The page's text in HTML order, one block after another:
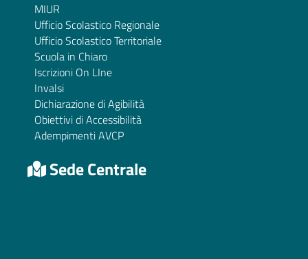
MIUR
Ufficio Scolastico Regionale
Ufficio Scolastico Territoriale
Scuola in Chiaro
Iscrizioni On LIne
Invalsi
Dichiarazione di Agibilità
Obiettivi di Accessibilità
Adempimenti AVCP
Sede Centrale